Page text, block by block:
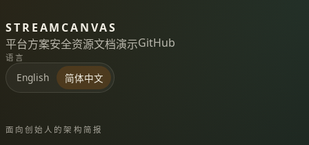
STREAMCANVAS
平台方案安全资源文档演示GitHub
语言
English 简体中文
面向创始人的架构简报